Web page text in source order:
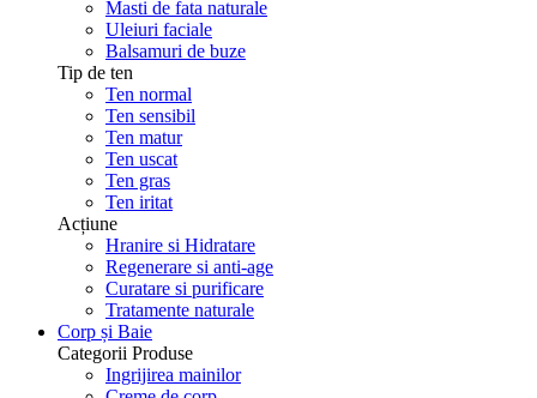
Masti de fata naturale
Uleiuri faciale
Balsamuri de buze
Tip de ten
Ten normal
Ten sensibil
Ten matur
Ten uscat
Ten gras
Ten iritat
Acțiune
Hranire si Hidratare
Regenerare si anti-age
Curatare si purificare
Tratamente naturale
Corp și Baie
Categorii Produse
Ingrijirea mainilor